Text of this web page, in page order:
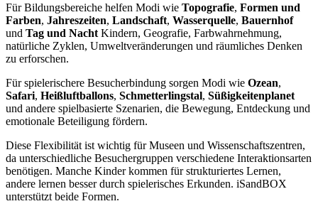
Für Bildungsbereiche helfen Modi wie Topografie, Formen und
Farben, Jahreszeiten, Landschaft, Wasserquelle, Bauernhof
und Tag und Nacht Kindern, Geografie, Farbwahrnehmung,
natürliche Zyklen, Umweltveränderungen und räumliches Denken
zu erforschen.
Für spielerischere Besucherbindung sorgen Modi wie Ozean,
Safari, Heißluftballons, Schmetterlingstal, Süßigkeitenplanet
und andere spielbasierte Szenarien, die Bewegung, Entdeckung und
emotionale Beteiligung fördern.
Diese Flexibilität ist wichtig für Museen und Wissenschaftszentren,
da unterschiedliche Besuchergruppen verschiedene Interaktionsarten
benötigen. Manche Kinder kommen für strukturiertes Lernen,
andere lernen besser durch spielerisches Erkunden. iSandBOX
unterstützt beide Formen.